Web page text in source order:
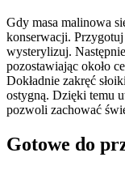
Gdy masa malinowa
konserwacji.
wysterylizuj.
pozostawiając około
Dokładnie zakręć
ostygną. Dzięki temu
pozwoli zachować
Gotowe do